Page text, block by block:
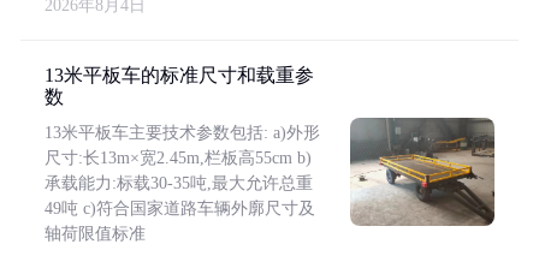
2026年8月4日
13米平板车的标准尺寸和载重参
数
13米平板车主要技术参数包括: a)外形
尺寸:长13m×宽2.45m,栏板高55cm b)
承载能力:标载30-35吨,最大允许总重
49吨 c)符合国家道路车辆外廓尺寸及
轴荷限值标准